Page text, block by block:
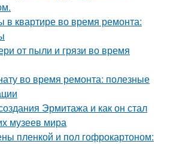
в квартире во время ремонта:
от пыли и грязи во время
во время ремонта: полезные
Эрмитажа и как он стал
музеев мира
пленкой и пол гофрокартоном: